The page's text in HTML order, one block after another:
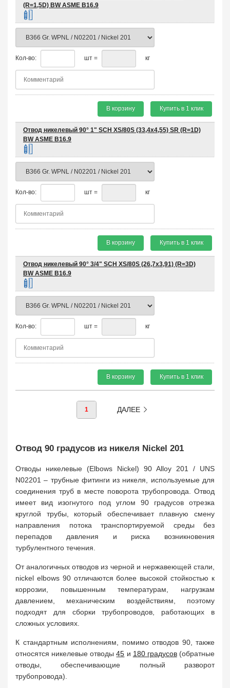
(R=1,5D) BW ASME B16.9
Кол-во: шт = кг
В корзину Купить в 1 клик
Отвод никелевый 90° 1" SCH XS/80S (33,4х4,55) SR (R=1D)
BW ASME B16.9
Кол-во: шт = кг
В корзину Купить в 1 клик
Отвод никелевый 90° 3/4" SCH XS/80S (26,7х3,91) (R=3D)
BW ASME B16.9
Кол-во: шт = кг
В корзину Купить в 1 клик
1 ДАЛЕЕ
Отвод 90 градусов из никеля Nickel 201
Отводы никелевые (Elbows Nickel) 90 Alloy 201 / UNS
N02201 – трубные фитинги из никеля, используемые для
соединения труб в месте поворота трубопровода. Отвод
имеет вид изогнутого под углом 90 градусов отрезка
круглой трубы, который обеспечивает плавную смену
направления потока транспортируемой среды без
перепадов давления и риска возникновения
турбулентного течения.
От аналогичных отводов из черной и нержавеющей стали,
nickel elbows 90 отличаются более высокой стойкостью к
коррозии, повышенным температурам, нагрузкам
давлением, механическим воздействиям, поэтому
подходят для сборки трубопроводов, работающих в
сложных условиях.
К стандартным исполнениям, помимо отводов 90, также
относятся никелевые отводы45 и 180 градусов(обратные
отводы, обеспечивающие полный разворот
трубопровода).